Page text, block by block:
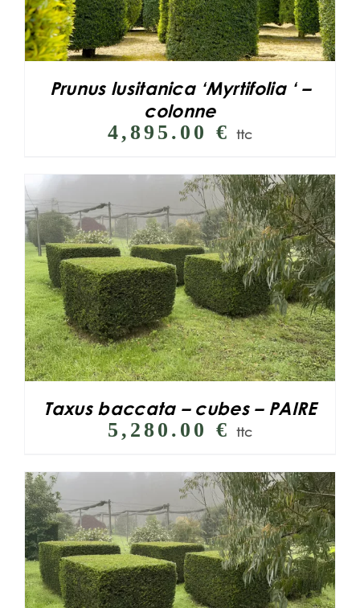
Prunus lusitanica ‘Myrtifolia ‘ –
colonne
4,895.00 € ttc
Taxus baccata – cubes – PAIRE
5,280.00 € ttc